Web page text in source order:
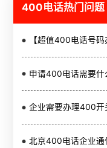
400电话热门问题
申请400电话需要什
企业需要办理400开
北京400电话企业通